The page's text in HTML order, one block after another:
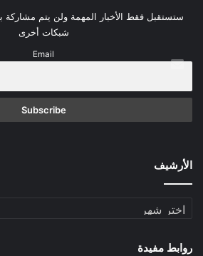
ستستقبل فقط الأخبار المهمة ولن يتم مشاركة
شبكات أخرى
Email
الأرشيف
الأرشيف
روابط مفيدة